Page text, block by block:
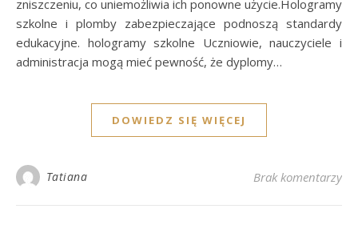
zniszczeniu, co uniemożliwia ich ponowne użycie.Hologramy
szkolne i plomby zabezpieczające podnoszą standardy
edukacyjne. hologramy szkolne Uczniowie, nauczyciele i
administracja mogą mieć pewność, że dyplomy…
DOWIEDZ SIĘ WIĘCEJ
Tatiana Brak komentarzy